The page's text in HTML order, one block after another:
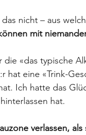
nicht – aus
mit
die «das typische
hat eine «Trink-
Ich hatte das
hat.
verlassen,